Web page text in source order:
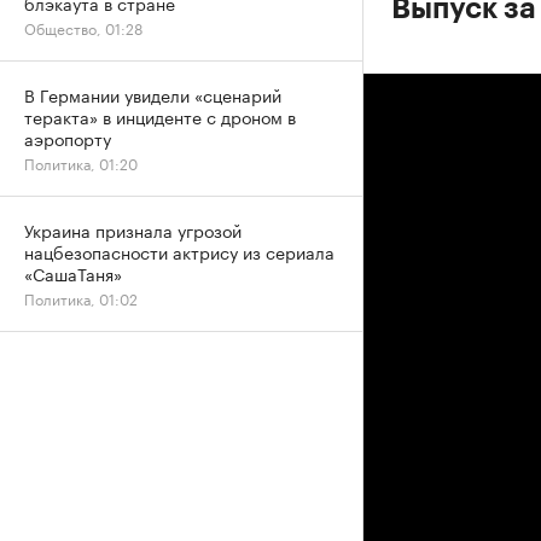
Выпуск
Общество, 01:28
В Германии увидели «сценарий
теракта» в инциденте с дроном в
аэропорту
Политика, 01:20
Украина признала угрозой
нацбезопасности актрису из сериала
«СашаТаня»
Политика, 01:02